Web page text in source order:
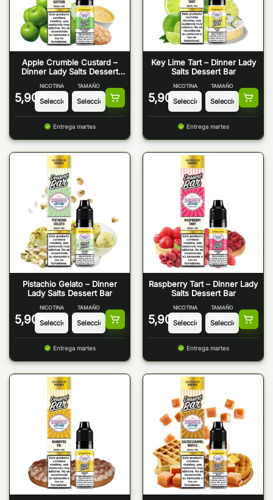
Apple Crumble Custard –
Dinner Lady Salts Dessert
5,90 €
NICOTINA TAMAÑO
Entrega martes
Key Lime Tart – Dinner Lady
Salts Dessert Bar
5,90 €
NICOTINA TAMAÑO
Entrega martes
Pistachio Gelato – Dinner
Lady Salts Dessert Bar
5,90 €
NICOTINA TAMAÑO
Entrega martes
Raspberry Tart – Dinner Lady
Salts Dessert Bar
5,90 €
NICOTINA TAMAÑO
Entrega martes